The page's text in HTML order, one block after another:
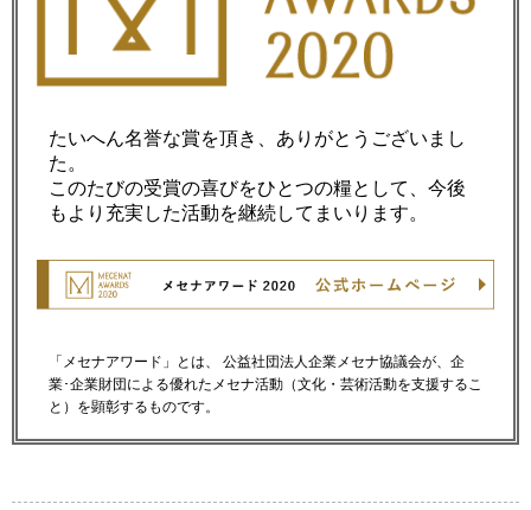
たいへん名誉な賞を頂き、ありがとうございまし
た。
このたびの受賞の喜びをひとつの糧として、今後
もより充実した活動を継続してまいります。
「メセナアワード」とは、 公益社団法人企業メセナ協議会が、企
業･企業財団による優れたメセナ活動（文化・芸術活動を支援するこ
と）を顕彰するものです。